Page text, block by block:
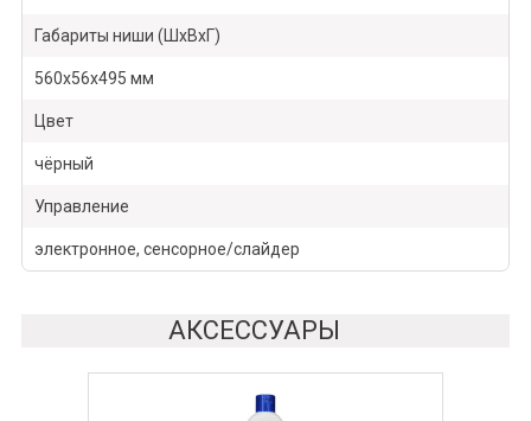
Габариты ниши (ШхВхГ)
560х56х495 мм
Цвет
чёрный
Управление
электронное, сенсорное/слайдер
АКСЕССУАРЫ